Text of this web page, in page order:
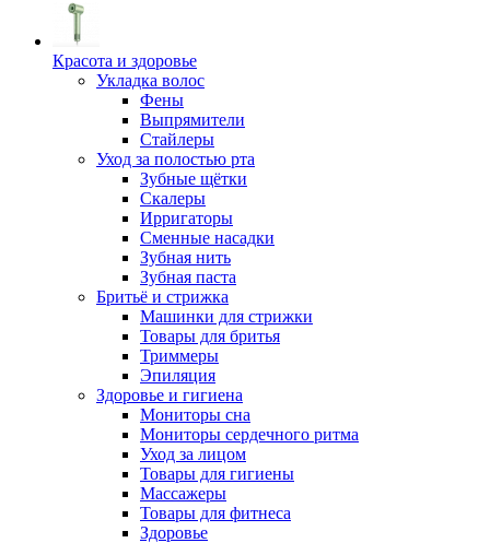
Красота и здоровье
Укладка волос
Фены
Выпрямители
Стайлеры
Уход за полостью рта
Зубные щётки
Скалеры
Ирригаторы
Сменные насадки
Зубная нить
Зубная паста
Бритьё и стрижка
Машинки для стрижки
Товары для бритья
Триммеры
Эпиляция
Здоровье и гигиена
Мониторы сна
Мониторы сердечного ритма
Уход за лицом
Товары для гигиены
Массажеры
Товары для фитнеса
Здоровье